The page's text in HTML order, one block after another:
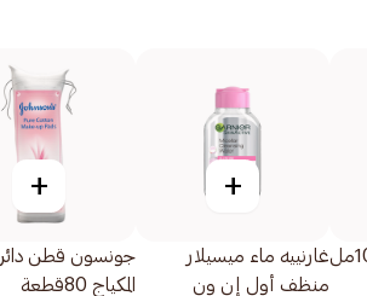
+
غارنييه ماء ميسيلار
منظف أول إن ون
+
جونسون قطن
المكياج 80قطعة